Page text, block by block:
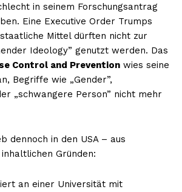
in seinem Forschungsantrag
Eine Executive Order Trumps
Mittel dürften nicht zur
Ideology” genutzt werden. Das
Control and Prevention wies seine
Begriffe wie „Gender”,
„schwangere Person” nicht mehr
dennoch in den USA – aus
Gründen:
an einer Universität mit